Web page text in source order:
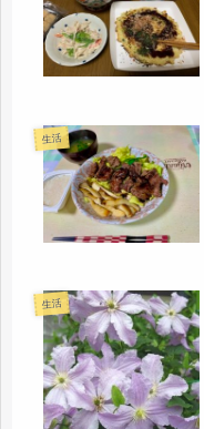
生活
生活